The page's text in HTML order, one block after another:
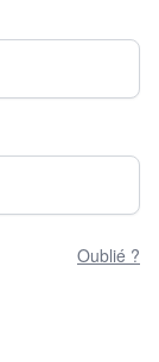
Oublié ?